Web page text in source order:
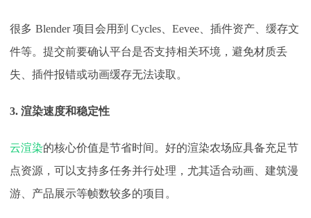
很多 Blender 项目会用到 Cycles、Eevee、插件资产、缓存文
件等。提交前要确认平台是否支持相关环境，避免材质丢
失、插件报错或动画缓存无法读取。
3. 渲染速度和稳定性
云渲染的核心价值是节省时间。好的渲染农场应具备充足节
点资源，可以支持多任务并行处理，尤其适合动画、建筑漫
游、产品展示等帧数较多的项目。